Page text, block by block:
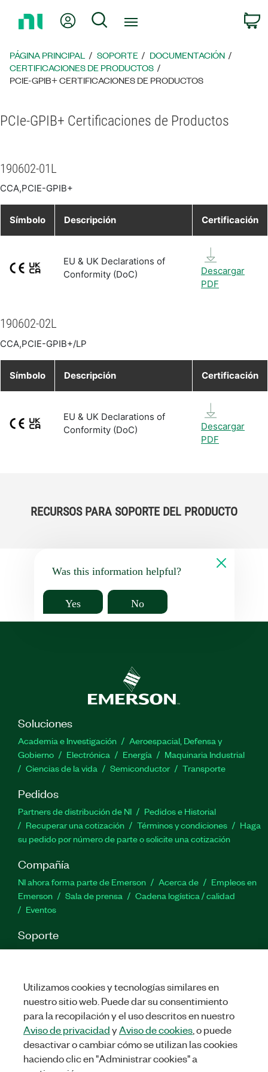
página
principal
Mi cuentaBúsqueda
PÁGINA PRINCIPAL SOPORTE
DOCUMENTACIÓN
CERTIFICACIONES DE PRODUCTOS
PCIE-GPIB+ CERTIFICACIONES DE PRODUCTOS
PCIe-GPIB+ Certificaciones de Productos
190602-01L
CCA,PCIE-GPIB+
Símbolo Descripción Certificación
EU & UK Declarations of
Conformity (DoC)
Descargar
PDF
190602-02L
CCA,PCIE-GPIB+/LP
Símbolo Descripción Certificación
EU & UK Declarations of
Conformity (DoC)
Descargar
PDF
RECURSOS PARA SOPORTE DEL PRODUCTO
Was this information helpful?
Yes No
Soluciones
Academia e Investigación
Aeroespacial, Defensa y
Gobierno
Electrónica Energía
Maquinaria Industrial
Ciencias de la vida
Semiconductor Transporte
Pedidos
Partners de distribución de NI
Pedidos e Historial
Recuperar una cotización
Términos y condiciones
Haga
su pedido por número de parte o solicite una cotización
Compañía
NI ahora forma parte de Emerson Acerca de
Empleos en
Emerson
Sala de prensa
Cadena logística / calidad
Eventos
Soporte
Descargas Documentación de productos
Foros de
TwitterFacebook
LinkedIn
©NATIONAL INSTRUMENTS CORP. TODOS LOS DERECHOS
Utilizamos cookies y tecnologías similares en
nuestro sitio web. Puede dar su consentimiento
para la recopilación y el uso descritos en nuestro
Aviso de privacidadyAviso de cookies, o puede
desactivar o cambiar cómo se utilizan las cookies
haciendo clic en "Administrar cookies" a